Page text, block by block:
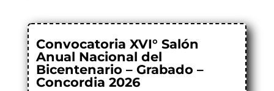
Convocatoria XVI° Salón
Anual Nacional del
Bicentenario – Grabado –
Concordia 2026